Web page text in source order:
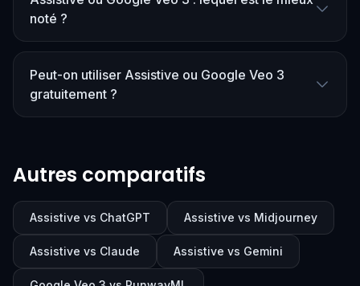
noté ?
Peut-on utiliser Assistive ou Google Veo 3
gratuitement ?
Autres comparatifs
Assistive vs ChatGPT Assistive vs Midjourney
Assistive vs Claude Assistive vs Gemini